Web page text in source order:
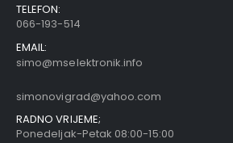
TELEFON:
066-193-514
EMAIL:
simo@mselektronik.info
simonovigrad@yahoo.com
RADNO VRIJEME;
Ponedeljak-Petak 08:00-15:00